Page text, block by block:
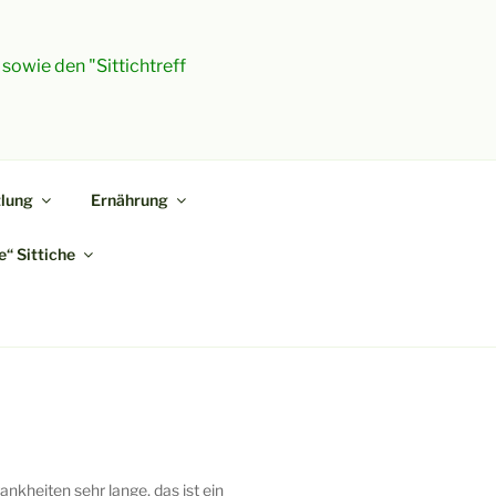
sowie den "Sittichtreff
Ernährung
Sittiche
sehr lange, das ist ein